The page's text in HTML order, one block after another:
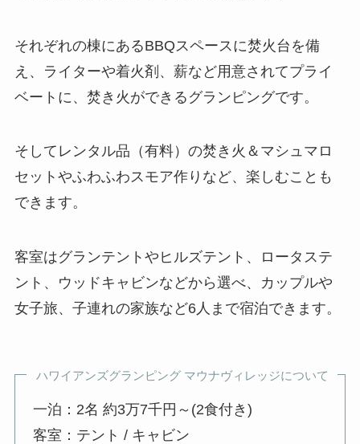
それぞれの棟にあるBBQスペースに焚火台を備
え、ライターや着火剤、薪など用意されてプライ
ベートに、焚き火ができるグランピングです。
そしてレンタル品（有料）の焚き火＆マシュマロ
セットやふわふわスモア作りなど、楽しむことも
できます。
客室はグランテントやヒルズテント、ロータステ
ント、ウッドキャビンなどから選べ、カップルや
女子旅、子連れの家族など6人まで宿泊できます。
ハワイアンズグランピング マウナヴィレッジについて
一泊：2名 約3万7千円～(2食付き)
客室：テント / キャビン